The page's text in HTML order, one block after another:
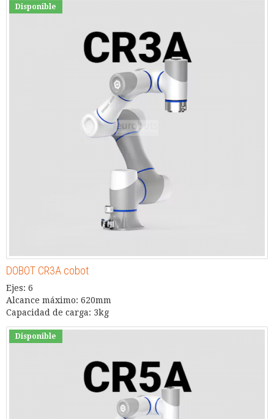
Disponible
DOBOT CR3A cobot
Ejes: 6
Alcance máximo: 620mm
Capacidad de carga: 3kg
Disponible